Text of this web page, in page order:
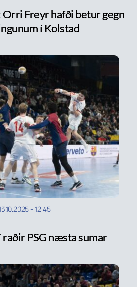
Freyr hafði betur gegn
í Kolstad
- 12:45
raðir PSG næsta sumar